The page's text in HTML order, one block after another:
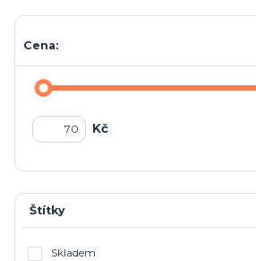
Cena:
Kč
Štítky
Skladem